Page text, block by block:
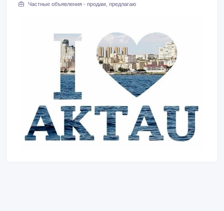
Частные объявления - продам, предлагаю